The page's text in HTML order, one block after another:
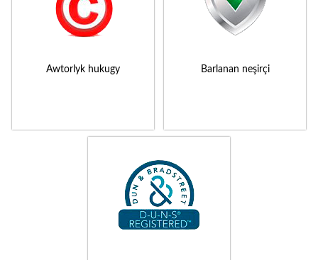
Awtorlyk hukugy Barlanan neşirçi